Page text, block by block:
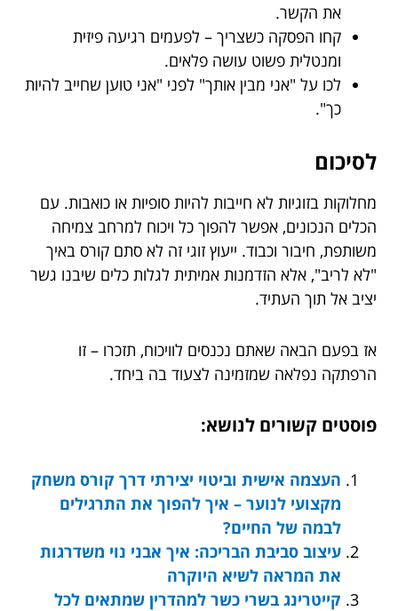
את הקשר.
קחו הפסקה כשצריך – לפעמים רגיעה פיזית
ומנטלית פשוט עושה פלאים.
לכו על "אני מבין אותך" לפני "אני טוען שחייב להיות
כך".
לסיכום
מחלוקות בזוגיות לא חייבות להיות סופיות או כואבות. עם
הכלים הנכונים, אפשר להפוך כל ויכוח למרחב צמיחה
משותפת, חיבור וכבוד. ייעוץ זוגי זה לא סתם קורס באיך
"לא לריב", אלא הזדמנות אמיתית לגלות כלים שיבנו גשר
יציב אל תוך העתיד.
אז בפעם הבאה שאתם נכנסים לוויכוח, תזכרו – זו
הרפתקה נפלאה שמזמינה לצעוד בה ביחד.
פוסטים קשורים לנושא:
העצמה אישית וביטוי יצירתי דרך קורס משחק
מקצועי לנוער – איך להפוך את התרגילים
לבמה של החיים?
עיצוב סביבת הבריכה: איך אבני נוי משדרגות
את המראה לשיא היוקרה
קייטרינג בשרי כשר למהדרין שמתאים לכל